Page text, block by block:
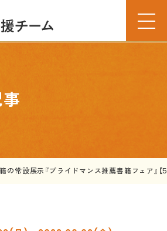
の常設展示『プライドマンス推薦書籍フェア』